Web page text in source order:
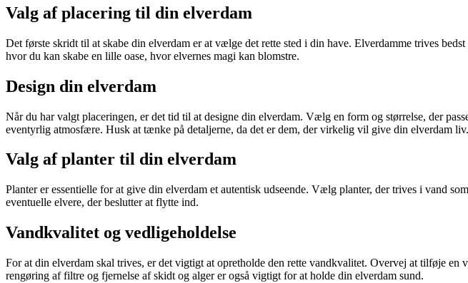
Valg af placering til din elverdam
Det første skridt til at skabe din elverdam er at vælge det rette sted i din have. Elverdamme trives
hvor du kan skabe en lille oase, hvor elvernes magi kan blomstre.
Design din elverdam
Når du har valgt placeringen, er det tid til at designe din elverdam. Vælg en form og størrelse, der
eventyrlig atmosfære. Husk at tænke på detaljerne, da det er dem, der virkelig vil give din elverdam liv.
Valg af planter til din elverdam
Planter er essentielle for at give din elverdam et autentisk udseende. Vælg planter, der trives i vand
eventuelle elvere, der beslutter at flytte ind.
Vandkvalitet og vedligeholdelse
For at din elverdam skal trives, er det vigtigt at opretholde den rette vandkvalitet. Overvej at tilføje
rengøring af filtre og fjernelse af skidt og alger er også vigtigt for at holde din elverdam sund.